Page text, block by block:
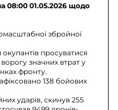
08:00 01.05.2026 щодо
збройної
просуватися
значних втрат у
фронту.
138 бойових
ударів, скинув 255